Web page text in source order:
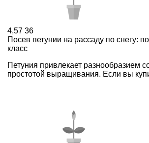
4,57 36
Посев петунии на рассаду по снегу:
класс
Петуния привлекает разнообразием
простотой выращивания. Если вы